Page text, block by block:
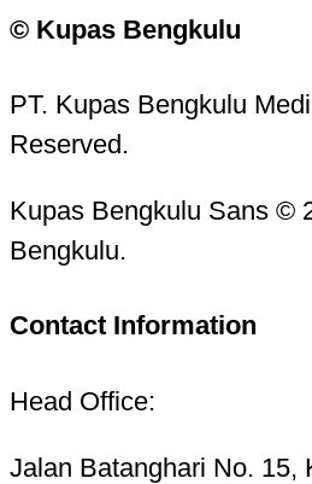
© Kupas Bengkulu
PT. Kupas Bengkulu
Reserved.
Kupas Bengkulu Sans ©
Bengkulu.
Contact Information
Head Office:
Jalan Batanghari No. 15,